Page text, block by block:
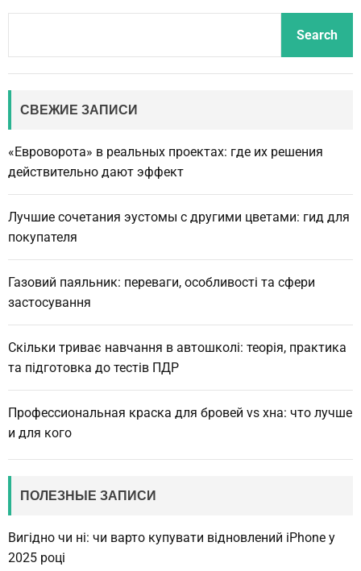
Search
СВЕЖИЕ ЗАПИСИ
«Евроворота» в реальных проектах: где их решения
действительно дают эффект
Лучшие сочетания эустомы с другими цветами: гид для
покупателя
Газовий паяльник: переваги, особливості та сфери
застосування
Скільки триває навчання в автошколі: теорія, практика
та підготовка до тестів ПДР
Профессиональная краска для бровей vs хна: что лучше
и для кого
ПОЛЕЗНЫЕ ЗАПИСИ
Вигідно чи ні: чи варто купувати відновлений iPhone у
2025 році